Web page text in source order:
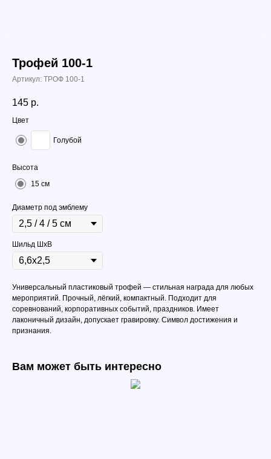
Трофей 100-1
Артикул: ТРОФ 100-1
145 р.
Цвет
Голубой
Высота
15 см
Диаметр под эмблему
Шильд ШхВ
Универсальный пластиковый трофей — стильная награда для любых
мероприятий. Прочный, лёгкий, компактный. Подходит для
соревнований, корпоративных событий, праздников. Имеет
лаконичный дизайн, допускает гравировку. Символ достижения и
признания.
Вам может быть интересно